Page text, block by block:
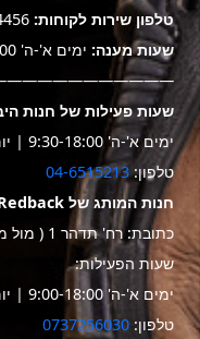
טלפון שירות לקוחות:
שעות מענה: ימים א'-ה' 9:00-14:00
שעות פעילות של חנות
ימים א'-ה' 9:30-18:00 | יום שישי 9:30-14:00
טלפון: 04-6515213
חנות המותג של Redback בפרדס חנה
כתובת: רח' תדהר 1 ( מול מרכז מסחרי "ביג")
שעות הפעילות:
ימים א'-ה' 9:00-18:00 | יום שישי 9:30-14:00
טלפון: 0737256030